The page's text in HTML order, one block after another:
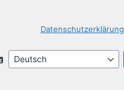
Datenschutzerklärung
Sprache